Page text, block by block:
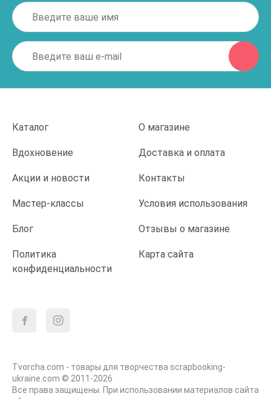
Каталог О магазине
Вдохновение Доставка и оплата
Акции и новости Контакты
Мастер-классы Условия использования
Блог Отзывы о магазине
Политика
конфиденциальности
Карта сайта
Tvorcha.com - товары для творчества scrapbooking-
ukraine.com © 2011-2026
Все права защищены. При использовании материалов сайта